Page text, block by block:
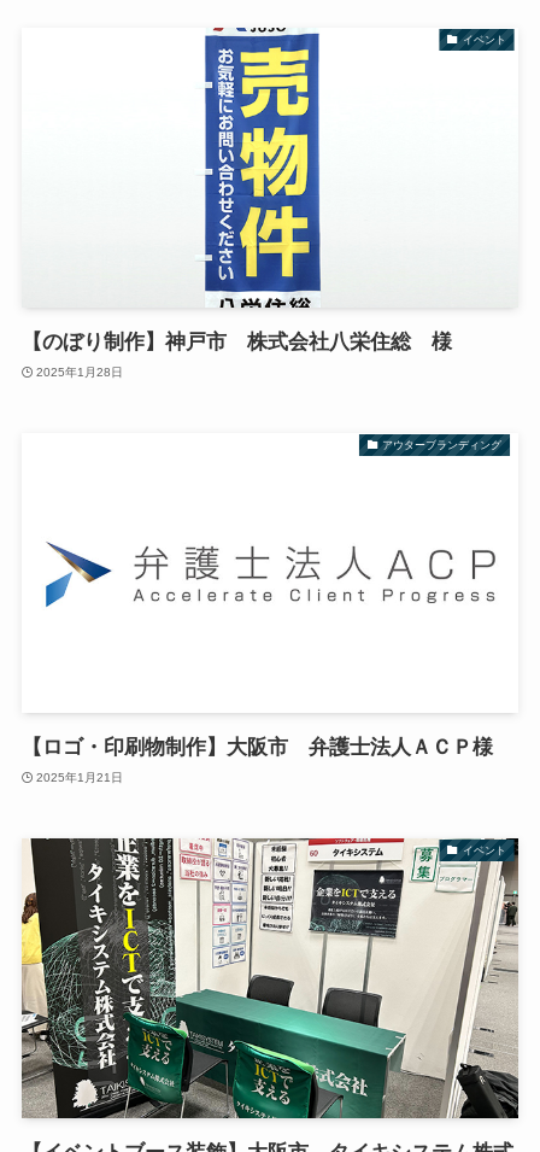
イベント
【のぼり制作】神戸市 株式会社八栄住総 様
2025年1月28日
アウターブランディング
【ロゴ・印刷物制作】大阪市 弁護士法人ＡＣＰ様
2025年1月21日
イベント